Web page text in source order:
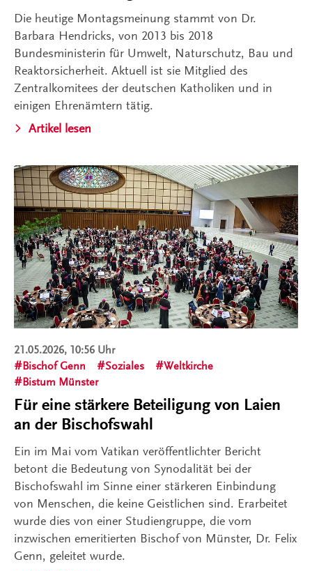
Die heutige Montagsmeinung stammt von Dr.
Barbara Hendricks, von 2013 bis 2018
Bundesministerin für Umwelt, Naturschutz, Bau und
Reaktorsicherheit. Aktuell ist sie Mitglied des
Zentralkomitees der deutschen Katholiken und in
einigen Ehrenämtern tätig.
Artikel lesen
21.05.2026, 10:56 Uhr
Bischof Genn
Soziales
Weltkirche
Bistum Münster
Für eine stärkere Beteiligung von Laien
an der Bischofswahl
Ein im Mai vom Vatikan veröffentlichter Bericht
betont die Bedeutung von Synodalität bei der
Bischofswahl im Sinne einer stärkeren Einbindung
von Menschen, die keine Geistlichen sind. Erarbeitet
wurde dies von einer Studiengruppe, die vom
inzwischen emeritierten Bischof von Münster, Dr. Felix
Genn, geleitet wurde.